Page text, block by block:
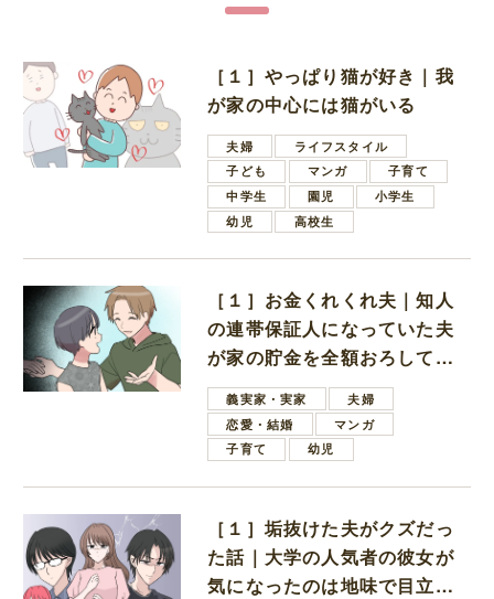
［１］やっぱり猫が好き｜我
が家の中心には猫がいる
夫婦
ライフスタイル
子ども
マンガ
子育て
中学生
園児
小学生
幼児
高校生
［１］お金くれくれ夫｜知人
の連帯保証人になっていた夫
が家の貯金を全額おろしてほ
しいと言ってきた
義実家・実家
夫婦
恋愛・結婚
マンガ
子育て
幼児
［１］垢抜けた夫がクズだっ
た話｜大学の人気者の彼女が
気になったのは地味で目立た